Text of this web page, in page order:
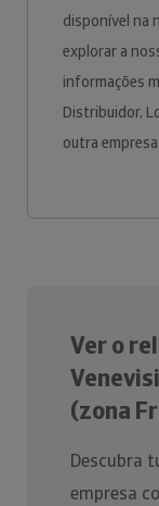
disponível na
explorar a
informações
Distribuidor,
outra empresa.
Ver o
(zona
Descubra
empresa